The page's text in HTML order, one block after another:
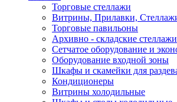
Торговые стеллажи
Витрины, Прилавки,
Торговые павильоны
Архивно - складские стеллажи
Сетчатое оборудование и
Оборудование входной зоны
Шкафы и скамейки для
Кондиционеры
Витрины холодильные